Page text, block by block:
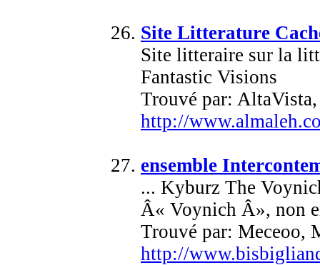
Site Litterature
Site litteraire sur la
Fantastic Visions
Trouvé par:
http://
ensemble
... Kyburz The
Â« Voynich Â», non
Trouvé par: Meceoo,
http://